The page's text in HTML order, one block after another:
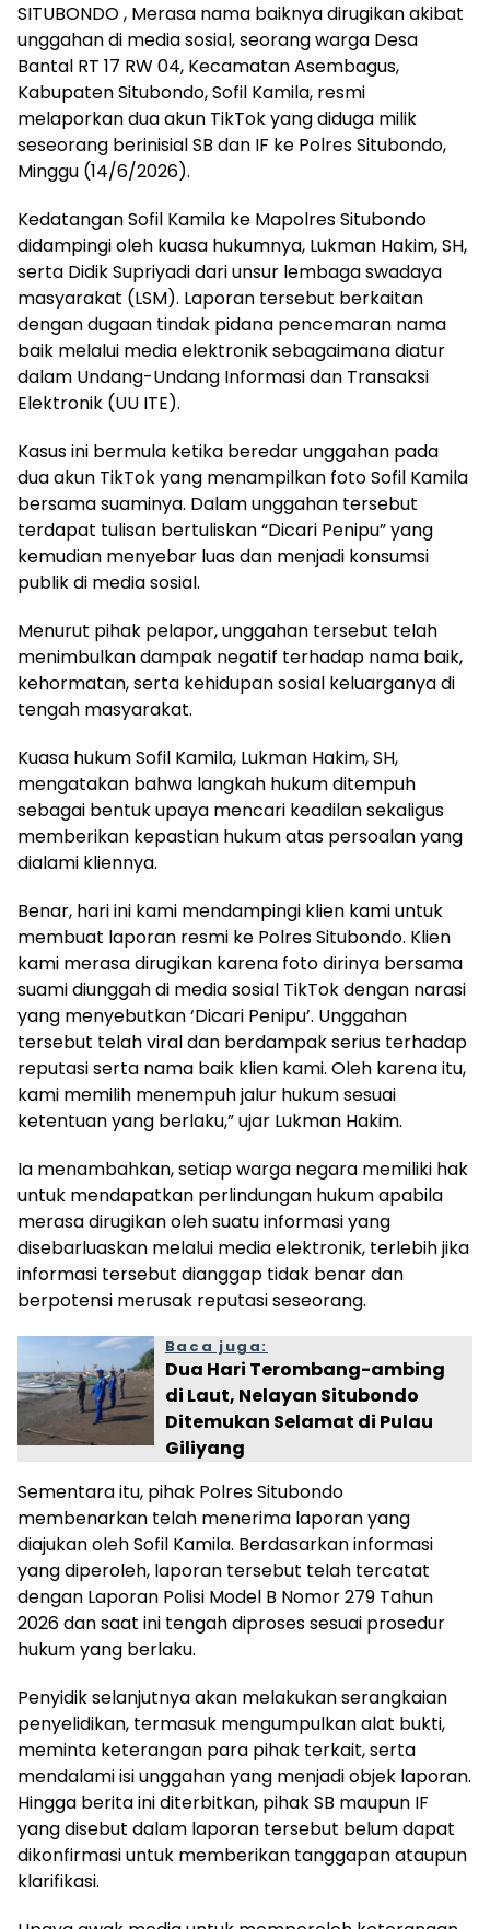
SITUBONDO , Merasa nama baiknya dirugikan akibat
unggahan di media sosial, seorang warga Desa
Bantal RT 17 RW 04, Kecamatan Asembagus,
Kabupaten Situbondo, Sofil Kamila, resmi
melaporkan dua akun TikTok yang diduga milik
seseorang berinisial SB dan IF ke Polres Situbondo,
Minggu (14/6/2026).
Kedatangan Sofil Kamila ke Mapolres Situbondo
didampingi oleh kuasa hukumnya, Lukman Hakim, SH,
serta Didik Supriyadi dari unsur lembaga swadaya
masyarakat (LSM). Laporan tersebut berkaitan
dengan dugaan tindak pidana pencemaran nama
baik melalui media elektronik sebagaimana diatur
dalam Undang-Undang Informasi dan Transaksi
Elektronik (UU ITE).
Kasus ini bermula ketika beredar unggahan pada
dua akun TikTok yang menampilkan foto Sofil Kamila
bersama suaminya. Dalam unggahan tersebut
terdapat tulisan bertuliskan “Dicari Penipu” yang
kemudian menyebar luas dan menjadi konsumsi
publik di media sosial.
Menurut pihak pelapor, unggahan tersebut telah
menimbulkan dampak negatif terhadap nama baik,
kehormatan, serta kehidupan sosial keluarganya di
tengah masyarakat.
Kuasa hukum Sofil Kamila, Lukman Hakim, SH,
mengatakan bahwa langkah hukum ditempuh
sebagai bentuk upaya mencari keadilan sekaligus
memberikan kepastian hukum atas persoalan yang
dialami kliennya.
Benar, hari ini kami mendampingi klien kami untuk
membuat laporan resmi ke Polres Situbondo. Klien
kami merasa dirugikan karena foto dirinya bersama
suami diunggah di media sosial TikTok dengan narasi
yang menyebutkan ‘Dicari Penipu’. Unggahan
tersebut telah viral dan berdampak serius terhadap
reputasi serta nama baik klien kami. Oleh karena itu,
kami memilih menempuh jalur hukum sesuai
ketentuan yang berlaku,” ujar Lukman Hakim.
Ia menambahkan, setiap warga negara memiliki hak
untuk mendapatkan perlindungan hukum apabila
merasa dirugikan oleh suatu informasi yang
disebarluaskan melalui media elektronik, terlebih jika
informasi tersebut dianggap tidak benar dan
berpotensi merusak reputasi seseorang.
Baca juga:
Dua Hari Terombang-ambing
di Laut, Nelayan Situbondo
Ditemukan Selamat di Pulau
Giliyang
Sementara itu, pihak Polres Situbondo
membenarkan telah menerima laporan yang
diajukan oleh Sofil Kamila. Berdasarkan informasi
yang diperoleh, laporan tersebut telah tercatat
dengan Laporan Polisi Model B Nomor 279 Tahun
2026 dan saat ini tengah diproses sesuai prosedur
hukum yang berlaku.
Penyidik selanjutnya akan melakukan serangkaian
penyelidikan, termasuk mengumpulkan alat bukti,
meminta keterangan para pihak terkait, serta
mendalami isi unggahan yang menjadi objek laporan.
Hingga berita ini diterbitkan, pihak SB maupun IF
yang disebut dalam laporan tersebut belum dapat
dikonfirmasi untuk memberikan tanggapan ataupun
klarifikasi.